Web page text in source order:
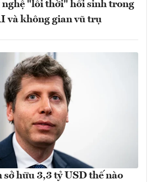
nghệ "lỗi thời" hồi sinh trong
và không gian vũ trụ
hữu 3,3 tỷ USD thế nào